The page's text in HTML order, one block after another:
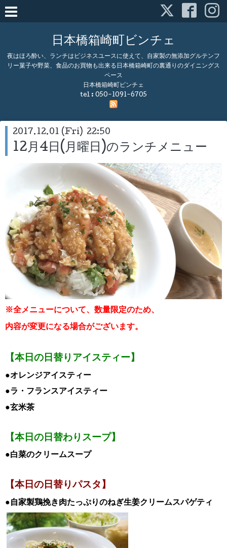
日本橋箱崎町ビンチェ
夜はほろ酔い、ランチはビジネスユースに使えて、自家製の無添加グルテンフ
リー菓子や野菜、食品のお買物も出来る日本橋箱崎町の裏通りのダイニングス
ペース
日本橋箱崎町ビンチェ
tel : 050-1091-6705
2017.12.01 (Fri) 22:50
12月4日(月曜日)のランチメニュー
※全メニューについて、数量限定のため、
内容が変更になる場合がございます。
【本日の日替りアイスティー】
●オレンジアイスティー
●ラ・フランスアイスティー
●玄米茶
【本日の日替わりスープ】
●白菜のクリームスープ
【本日の日替りパスタ】
●自家製鶏挽き肉たっぷりのねぎ生姜クリームスパゲティ